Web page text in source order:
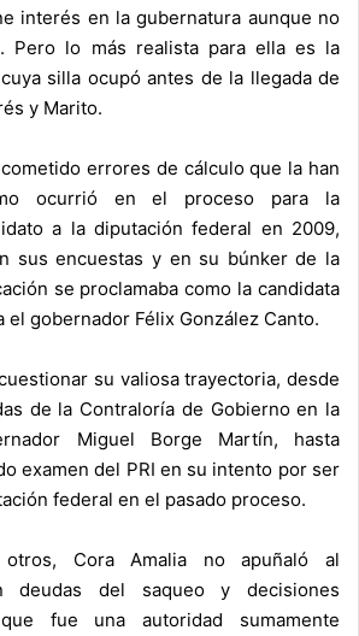
interés en la gubernatura aunque no
Pero lo más realista para ella es la
silla ocupó antes de la llegada de
y Marito.
errores de cálculo que la han
ocurrió en el proceso para la
a la diputación federal en 2009,
sus encuestas y en su búnker de la
se proclamaba como la candidata
el gobernador Félix González Canto.
su valiosa trayectoria, desde
de la Contraloría de Gobierno en la
Miguel Borge Martín, hasta
examen del PRI en su intento por ser
federal en el pasado proceso.
Cora Amalia no apuñaló al
deudas del saqueo y decisiones
fue una autoridad sumamente